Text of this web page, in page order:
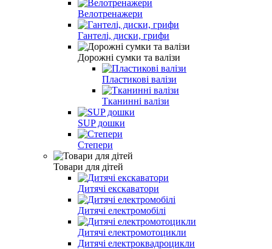
Велотренажери
Гантелі, диски, грифи
Дорожні сумки та валізи
Пластикові валізи
Тканинні валізи
SUP дошки
Степери
Товари для дітей
Дитячі екскаватори
Дитячі електромобілі
Дитячі електромотоцикли
Дитячі електроквадроцикли